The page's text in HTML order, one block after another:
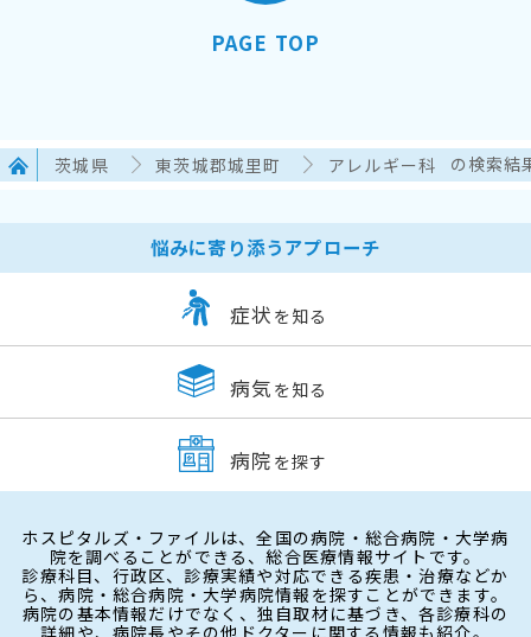
PAGE TOP
茨城県 東茨城郡城里町 アレルギー科 の検索結
悩みに寄り添うアプローチ
症状 を知る
病気 を知る
病院 を探す
ホスピタルズ・ファイルは、全国の病院・総合病院・大学病
院を調べることができる、総合医療情報サイトです。
診療科目、行政区、診療実績や対応できる疾患・治療などか
ら、病院・総合病院・大学病院情報を探すことができます。
病院の基本情報だけでなく、独自取材に基づき、各診療科の